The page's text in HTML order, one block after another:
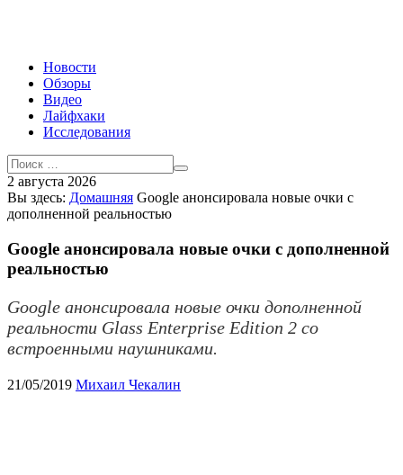
Новости
Обзоры
Видео
Лайфхаки
Исследования
2 августа 2026
Вы здесь: Домашняя Google анонсировала новые очки с
дополненной реальностью
Google анонсировала новые очки с дополненной
реальностью
Google анонсировала новые очки дополненной
реальности Glass Enterprise Edition 2 со
встроенными наушниками.
21/05/2019 Михаил Чекалин